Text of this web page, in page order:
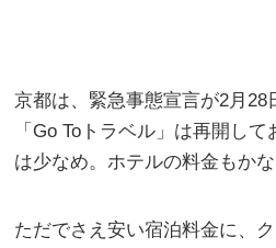
京都は、緊急事態宣言が2月28
「Go Toトラベル」は再開し
は少なめ。ホテルの料金もか
ただでさえ安い宿泊料金に、